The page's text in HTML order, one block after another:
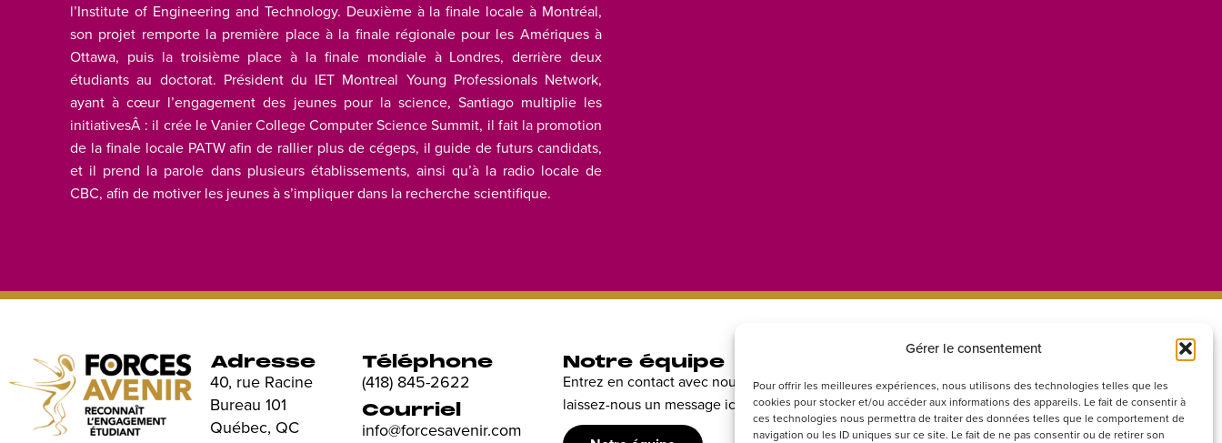
Gérer le consentement
Pour offrir les meilleures expériences, nous utilisons des technologies telles que les
cookies pour stocker et/ou accéder aux informations des appareils. Le fait de consentir à
ces technologies nous permettra de traiter des données telles que le comportement de
navigation ou les ID uniques sur ce site. Le fait de ne pas consentir ou de retirer son
l’Institute of Engineering and Technology. Deuxième à la finale locale à Montréal,
son projet remporte la première place à la finale régionale pour les Amériques à
Ottawa, puis la troisième place à la finale mondiale à Londres, derrière deux
étudiants au doctorat. Président du IET Montreal Young Professionals Network,
ayant à cœur l’engagement des jeunes pour la science, Santiago multiplie les
initiativesÂ : il crée le Vanier College Computer Science Summit, il fait la promotion
de la finale locale PATW afin de rallier plus de cégeps, il guide de futurs candidats,
et il prend la parole dans plusieurs établissements, ainsi qu’à la radio locale de
CBC, afin de motiver les jeunes à s’impliquer dans la recherche scientifique.
Adresse
40, rue Racine
Bureau 101
Québec, QC
Téléphone
(418) 845-2622
Courriel
info@forcesavenir.com
Notre équipe
Entrez en contact avec nous et
laissez-nous un message ici.
Découvrez nos offres d’emploi ou
envoyez votre candidature
spontanée
sociaux